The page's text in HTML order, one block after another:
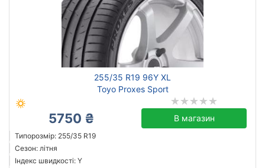
255/35 R19 96Y XL
Toyo Proxes Sport
5750 ₴ В магазин
Типорозмір: 255/35 R19
Сезон: літня
Індекс швидкості: Y